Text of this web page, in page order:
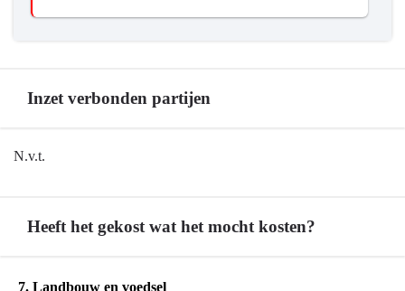
Inzet verbonden partijen
Terug
Landbouw
N.v.t.
Heeft het gekost wat het mocht kosten?
Terug7. Landbouw en voedsel